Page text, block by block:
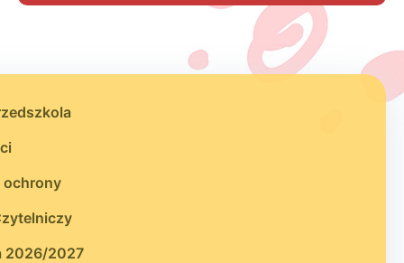
ochrony
2026/2027